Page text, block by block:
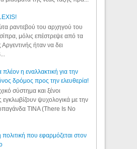
ραντεβού του αρχηγού του
μόλις επέστρεψε από τα
ήταν να δει
η εναλλακτική για την
δρόμος προς την ελευθερία!
σύστημα και ξένοι
εγκλωβίζουν ψυχολογικά με την
TINA (There Is No
που εφαρμόζεται στον